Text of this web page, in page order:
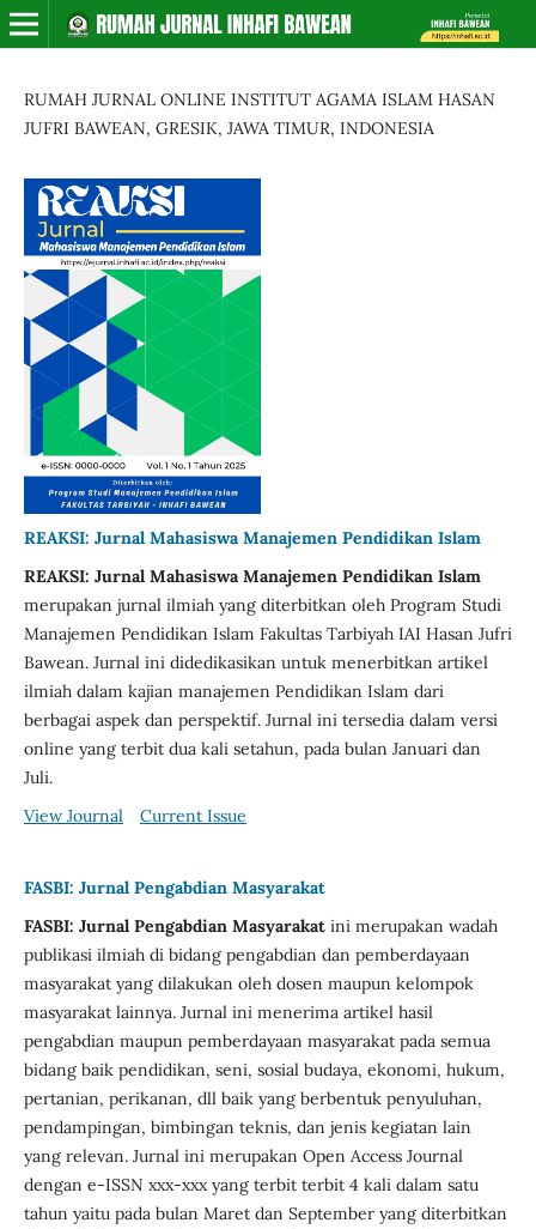
RUMAH JURNAL ONLINE INSTITUT AGAMA ISLAM HASAN
JUFRI BAWEAN, GRESIK, JAWA TIMUR, INDONESIA
REAKSI: Jurnal Mahasiswa Manajemen Pendidikan Islam
REAKSI: Jurnal Mahasiswa Manajemen Pendidikan Islam
merupakan jurnal ilmiah yang diterbitkan oleh Program Studi
Manajemen Pendidikan Islam Fakultas Tarbiyah IAI Hasan Jufri
Bawean. Jurnal ini didedikasikan untuk menerbitkan artikel
ilmiah dalam kajian manajemen Pendidikan Islam dari
berbagai aspek dan perspektif. Jurnal ini tersedia dalam versi
online yang terbit dua kali setahun, pada bulan Januari dan
Juli.
View Journal
Current Issue
FASBI: Jurnal Pengabdian Masyarakat
FASBI: Jurnal Pengabdian Masyarakatini merupakan wadah
publikasi ilmiah di bidang pengabdian dan pemberdayaan
masyarakat yang dilakukan oleh dosen maupun kelompok
masyarakat lainnya. Jurnal ini menerima artikel hasil
pengabdian maupun pemberdayaan masyarakat pada semua
bidang baik pendidikan, seni, sosial budaya, ekonomi, hukum,
pertanian, perikanan, dll baik yang berbentuk penyuluhan,
pendampingan, bimbingan teknis, dan jenis kegiatan lain
yang relevan. Jurnal ini merupakan Open Access Journal
dengan e-ISSN xxx-xxx yang terbit terbit 4 kali dalam satu
tahun yaitu pada bulan Maret dan September yang diterbitkan